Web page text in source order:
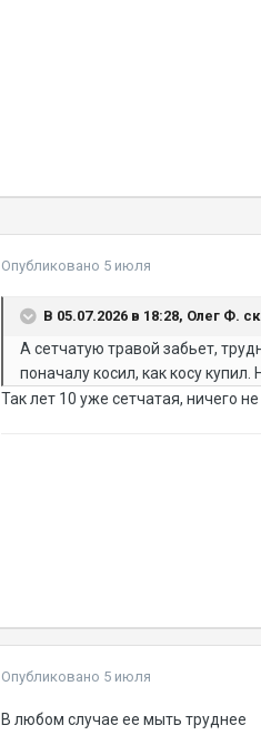
Опубликовано 5 июля
В 05.07.2026 в 18:28, Олег Ф.
А сетчатую травой забьет,
поначалу косил, как косу
Так лет 10 уже сетчатая, ничего
Опубликовано 5 июля
В любом случае ее мыть труднее